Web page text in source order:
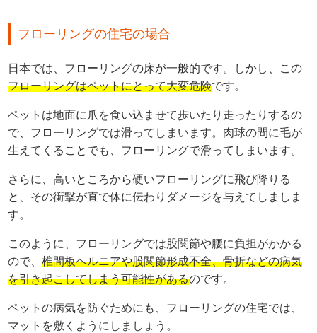
フローリングの住宅の場合
日本では、フローリングの床が一般的です。しかし、この
フローリングはペットにとって大変危険です。
ペットは地面に爪を食い込ませて歩いたり走ったりするの
で、フローリングでは滑ってしまいます。肉球の間に毛が
生えてくることでも、フローリングで滑ってしまいます。
さらに、高いところから硬いフローリングに飛び降りる
と、その衝撃が直で体に伝わりダメージを与えてしましま
す。
このように、フローリングでは股関節や腰に負担がかかる
ので、椎間板ヘルニアや股関節形成不全、骨折などの病気
を引き起こしてしまう可能性があるのです。
ペットの病気を防ぐためにも、フローリングの住宅では、
マットを敷くようにしましょう。